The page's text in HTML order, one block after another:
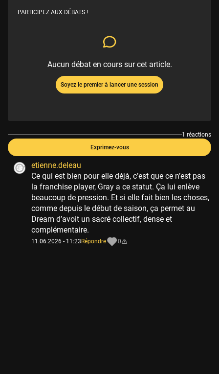
PARTICIPEZ AUX DÉBATS !
Aucun débat en cours sur cet article.
Soyez le premier à lancer une session
1 réactions
Exprimez-vous
etienne.deleau
Ce qui est bien pour elle déjà, c’est que ce n’est pas
la franchise player, Gray a ce statut. Ça lui enlève
beaucoup de pression. Et si elle fait bien les choses,
comme depuis le début de saison, ça permet au
Dream d’avoit un sacré collectif, dense et
complémentaire.
11.06.2026 - 11:23Répondre 0